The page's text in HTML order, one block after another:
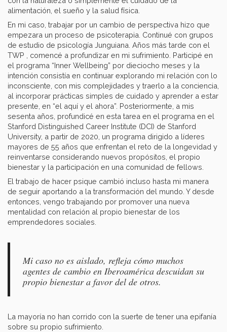
alimentación, el sueño y la salud física.
En mi caso, trabajar por un cambio de perspectiva hizo que
empezara un proceso de psicoterapia. Continué con grupos
de estudio de psicología Junguiana. Años más tarde con el
TWP , comencé a profundizar en mi sufrimiento. Participé en
el programa “Inner Wellbeing” por dieciocho meses y la
intención consistía en continuar explorando mi relación con lo
inconsciente, con mis complejidades y traerlo a la conciencia,
al incorporar prácticas simples de cuidado y aprender a estar
presente, en “el aquí y el ahora”. Posteriormente, a mis
sesenta años, profundicé en esta tarea en el programa en el
Stanford Distinguished Career Institute (DCI) de Stanford
University, a partir de 2020, un programa dirigido a líderes
mayores de 55 años que enfrentan el reto de la longevidad y
reinventarse considerando nuevos propósitos, el propio
bienestar y la participación en una comunidad de fellows.
El trabajo de hacer psique cambió incluso hasta mi manera
de seguir aportando a la transformación del mundo. Y desde
entonces, vengo trabajando por promover una nueva
mentalidad con relación al propio bienestar de los
emprendedores sociales.
Mi caso no es aislado, refleja cómo muchos
agentes de cambio en Iberoamérica descuidan su
propio bienestar a favor del de otros.
La mayoría no han corrido con la suerte de tener una epifanía
sobre su propio sufrimiento.